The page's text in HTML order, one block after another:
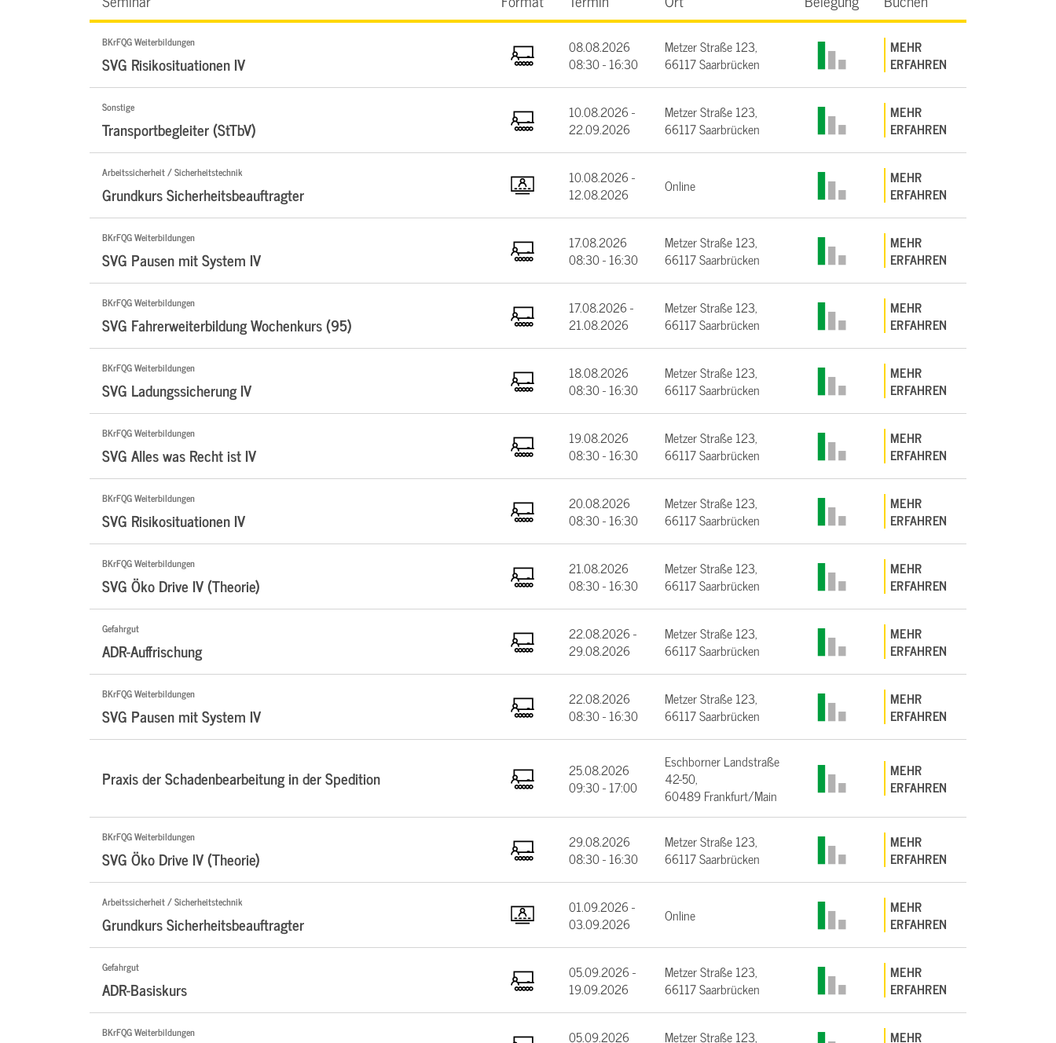
BKrFQG Weiterbildungen
SVG Risikosituationen IV
08.08.2026
08:30 - 16:30
Metzer Straße 123,
66117 Saarbrücken
MEHR
ERFAHREN
Sonstige
Transportbegleiter (StTbV)
10.08.2026 -
22.09.2026
Metzer Straße 123,
66117 Saarbrücken
MEHR
ERFAHREN
Arbeitssicherheit / Sicherheitstechnik
Grundkurs Sicherheitsbeauftragter
10.08.2026 -
12.08.2026
Online
MEHR
ERFAHREN
BKrFQG Weiterbildungen
SVG Pausen mit System IV
17.08.2026
08:30 - 16:30
Metzer Straße 123,
66117 Saarbrücken
MEHR
ERFAHREN
BKrFQG Weiterbildungen
SVG Fahrerweiterbildung Wochenkurs (95)
17.08.2026 -
21.08.2026
Metzer Straße 123,
66117 Saarbrücken
MEHR
ERFAHREN
BKrFQG Weiterbildungen
SVG Ladungssicherung IV
18.08.2026
08:30 - 16:30
Metzer Straße 123,
66117 Saarbrücken
MEHR
ERFAHREN
BKrFQG Weiterbildungen
SVG Alles was Recht ist IV
19.08.2026
08:30 - 16:30
Metzer Straße 123,
66117 Saarbrücken
MEHR
ERFAHREN
BKrFQG Weiterbildungen
SVG Risikosituationen IV
20.08.2026
08:30 - 16:30
Metzer Straße 123,
66117 Saarbrücken
MEHR
ERFAHREN
BKrFQG Weiterbildungen
SVG Öko Drive IV (Theorie)
21.08.2026
08:30 - 16:30
Metzer Straße 123,
66117 Saarbrücken
MEHR
ERFAHREN
Gefahrgut
ADR-Auffrischung
22.08.2026 -
29.08.2026
Metzer Straße 123,
66117 Saarbrücken
MEHR
ERFAHREN
BKrFQG Weiterbildungen
SVG Pausen mit System IV
22.08.2026
08:30 - 16:30
Metzer Straße 123,
66117 Saarbrücken
MEHR
ERFAHREN
Praxis der Schadenbearbeitung in der Spedition
25.08.2026
09:30 - 17:00
Eschborner Landstraße
42-50,
60489 Frankfurt/Main
MEHR
ERFAHREN
BKrFQG Weiterbildungen
SVG Öko Drive IV (Theorie)
29.08.2026
08:30 - 16:30
Metzer Straße 123,
66117 Saarbrücken
MEHR
ERFAHREN
Arbeitssicherheit / Sicherheitstechnik
Grundkurs Sicherheitsbeauftragter
01.09.2026 -
03.09.2026
Online
MEHR
ERFAHREN
Gefahrgut
ADR-Basiskurs
05.09.2026 -
19.09.2026
Metzer Straße 123,
66117 Saarbrücken
MEHR
ERFAHREN
BKrFQG Weiterbildungen
05.09.2026
Metzer Straße 123,
MEHR